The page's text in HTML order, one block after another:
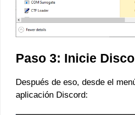
Paso 3: Inicie
Después de eso, desde el
aplicación Discord: